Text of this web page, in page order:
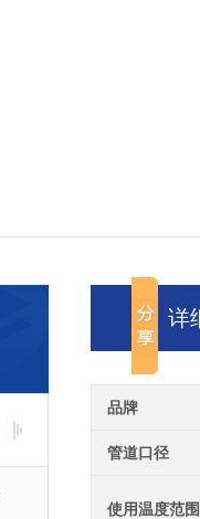
详
品牌
管道口径
使用温度范围